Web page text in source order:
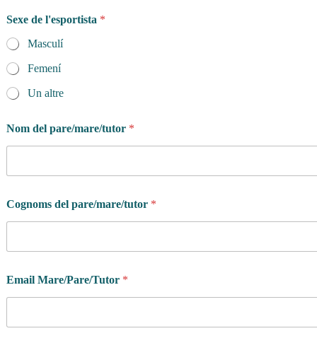
Sexe de l'esportista *
Masculí
Femení
Un altre
Nom del pare/mare/tutor *
Cognoms del pare/mare/tutor *
Email Mare/Pare/Tutor *